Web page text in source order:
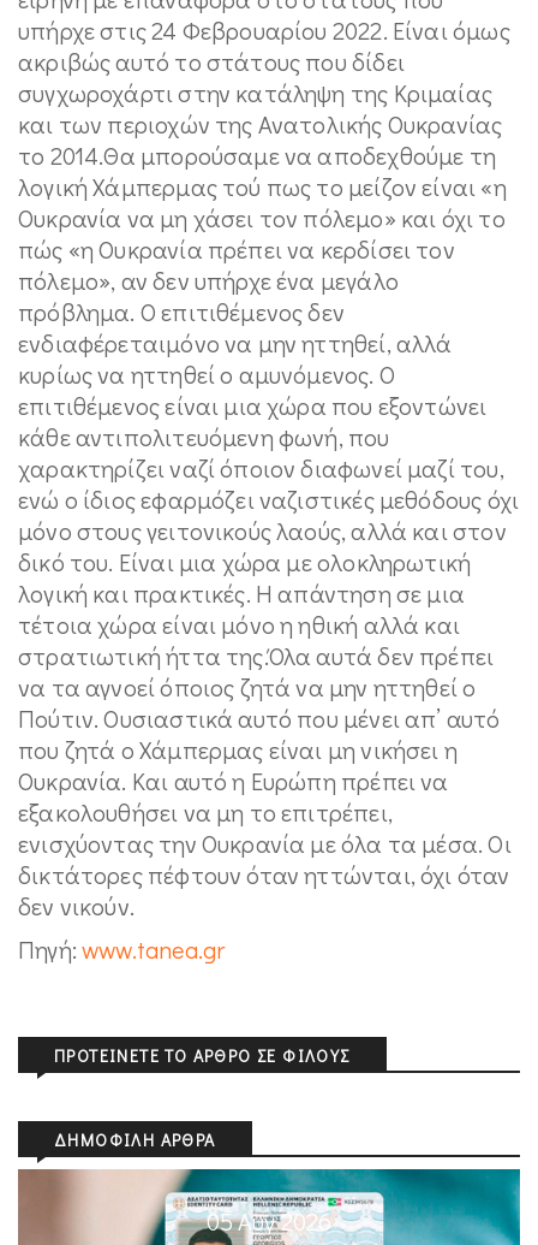
υπήρχε στις 24 Φεβρουαρίου 2022. Είναι όμως
ακριβώς αυτό το στάτους που δίδει
συγχωροχάρτι στην κατάληψη της Κριμαίας
και των περιοχών της Ανατολικής Ουκρανίας
το 2014.Θα μπορούσαμε να αποδεχθούμε τη
λογική Χάμπερμας τού πως το μείζον είναι «η
Ουκρανία να μη χάσει τον πόλεμο» και όχι το
πώς «η Ουκρανία πρέπει να κερδίσει τον
πόλεμο», αν δεν υπήρχε ένα μεγάλο
πρόβλημα. Ο επιτιθέμενος δεν
ενδιαφέρεταιμόνο να μην ηττηθεί, αλλά
κυρίως να ηττηθεί ο αμυνόμενος. Ο
επιτιθέμενος είναι μια χώρα που εξοντώνει
κάθε αντιπολιτευόμενη φωνή, που
χαρακτηρίζει ναζί όποιον διαφωνεί μαζί του,
ενώ ο ίδιος εφαρμόζει ναζιστικές μεθόδους όχι
μόνο στους γειτονικούς λαούς, αλλά και στον
δικό του. Είναι μια χώρα με ολοκληρωτική
λογική και πρακτικές. Η απάντηση σε μια
τέτοια χώρα είναι μόνο η ηθική αλλά και
στρατιωτική ήττα της.Όλα αυτά δεν πρέπει
να τα αγνοεί όποιος ζητά να μην ηττηθεί ο
Πούτιν. Ουσιαστικά αυτό που μένει απ’ αυτό
που ζητά ο Χάμπερμας είναι μη νικήσει η
Ουκρανία. Και αυτό η Ευρώπη πρέπει να
εξακολουθήσει να μη το επιτρέπει,
ενισχύοντας την Ουκρανία με όλα τα μέσα. Οι
δικτάτορες πέφτουν όταν ηττώνται, όχι όταν
δεν νικούν.
Πηγή:www.tanea.gr
ΠΡΟΤΕΊΝΕΤΕ ΤΟ ΆΡΘΡΟ ΣΕ ΦΊΛΟΥΣ
ΔΗΜΟΦΙΛΉ ΆΡΘΡΑ
05 Αυγ 2026